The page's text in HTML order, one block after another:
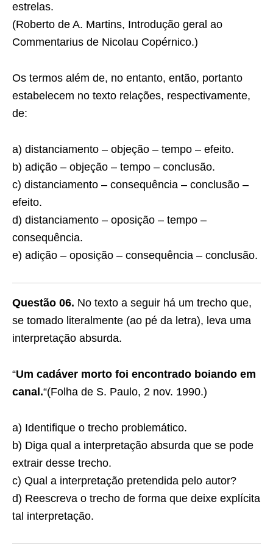
estrelas.
(Roberto de A. Martins, Introdução geral ao
Commentarius de Nicolau Copérnico.)
Os termos além de, no entanto, então, portanto
estabelecem no texto relações, respectivamente,
de:
a) distanciamento – objeção – tempo – efeito.
b) adição – objeção – tempo – conclusão.
c) distanciamento – consequência – conclusão –
efeito.
d) distanciamento – oposição – tempo –
consequência.
e) adição – oposição – consequência – conclusão.
Questão 06. No texto a seguir há um trecho que,
se tomado literalmente (ao pé da letra), leva uma
interpretação absurda.
“Um cadáver morto foi encontrado boiando em
canal.“(Folha de S. Paulo, 2 nov. 1990.)
a) Identifique o trecho problemático.
b) Diga qual a interpretação absurda que se pode
extrair desse trecho.
c) Qual a interpretação pretendida pelo autor?
d) Reescreva o trecho de forma que deixe explícita
tal interpretação.